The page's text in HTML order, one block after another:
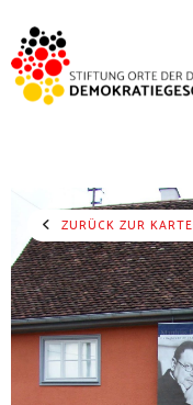
ZURÜCK ZUR KARTE